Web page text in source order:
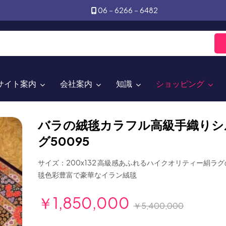
06－6266－6482
イト案内 会社案内 知識 ショッピング
バラの絨毯カラフル高級手織り
グ50095
サイズ：200x132 高級感あふれるハイクオリティー絹ラ
毯色彩豊富で豪華なイラン絨毯
￥1,850,000 ￥5,400,000